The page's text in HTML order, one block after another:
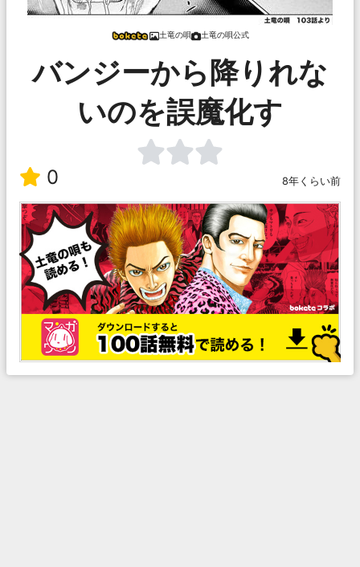
土竜の唄 土竜の唄公式
バンジーから降りれな
いのを誤魔化す
0 8年くらい前